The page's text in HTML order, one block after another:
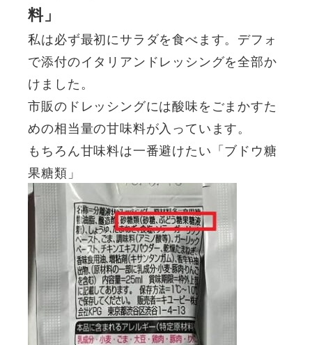
料」
私は必ず最初にサラダを食べます。デフォ
で添付のイタリアンドレッシングを全部か
けました。
市販のドレッシングには酸味をごまかすた
めの相当量の甘味料が入っています。
もちろん甘味料は一番避けたい「ブドウ糖
果糖類」